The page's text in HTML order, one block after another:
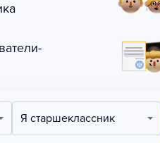
Я старшеклассник